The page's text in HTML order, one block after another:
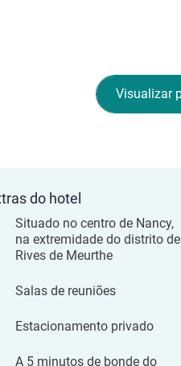
Visualizar
do hotel
Situado no centro de Nancy,
na extremidade do distrito de
Rives de Meurthe
Salas de reuniões
Estacionamento privado
A 5 minutos de bonde do